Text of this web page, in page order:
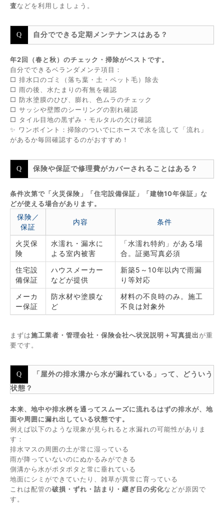
査などを利用しましょう。
自分でできる定期メンテナンスはある？
年2回（春と秋）のチェック・掃除がベストです。
自分でできるベランダメンテ項目：
□ 排水口のゴミ（落ち葉・土・ペット毛）除去
□ 雨の後、水たまりの有無を確認
□ 防水塗膜のひび、膨れ、色ムラのチェック
□ サッシや壁際のシーリングの割れ確認
□ タイル目地の黒ずみ・モルタルの欠け確認
✨ ワンポイント：掃除のついでにホースで水を流して「流れ」
があるか毎回確認するのがおすすめ！
保険や保証で修理費がカバーされることはある？
条件次第で「火災保険」「住宅設備保証」「建物10年保証」な
どが使える場合があります。
保険／
保証
内容 条件
火災保
険
水濡れ・漏水に
よる室内被害
「水濡れ特約」がある場
合。証拠写真必須
住宅設
備保証
ハウスメーカー
などが提供
新築5～10年以内で雨漏
り等対応
メーカ
ー保証
防水材や塗膜な
ど
材料の不良時のみ。施工
不良は対象外
まずは施工業者・管理会社・保険会社へ状況説明＋写真提出が重
要です。
「屋外の排水溝から水が漏れている」って、どういう
状態？
本来、地中や排水桝を通ってスムーズに流れるはずの排水が、地
面や周囲に漏れ出している状態です。
例えば以下のような現象が見られると水漏れの可能性がありま
す：
排水マスの周囲の土が常に湿っている
雨が降っていないのにぬかるみができる
側溝から水がポタポタと常に垂れている
地面にシミができていたり、雑草が異常に育っている
これは配管の破損・ずれ・詰まり・継ぎ目の劣化などが原因で
す。